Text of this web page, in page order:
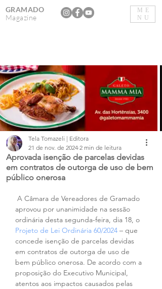
ME
NU
GRAMADO
Magazine
Aprovada isenção de parcelas devidas
em contratos de outorga de uso de bem
público onerosa
Tela Tomazeli | Editora
21 de nov. de 2024 2 min de leitura
aprovou por unanimidade na sessão
ordinária desta segunda-feira, dia 18, o
Projeto de Lei Ordinária 60/2024 – que
concede isenção de parcelas devidas
em contratos de outorga de uso de
bem público onerosa. De acordo com a
proposição do Executivo Municipal,
atentos aos impactos causados pelas